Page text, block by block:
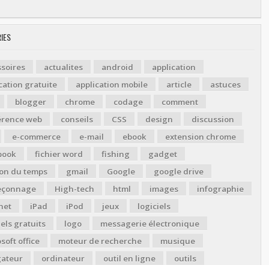
actualites android
application
gratuite
application mobile article
astuces
blogger
chrome codage
comment
web
conseils CSS design
discussion
e-commerce
e-mail ebook
extension chrome
fichier word fishing
gadget
du temps
gmail Google
google drive
High-tech html images
infographie
iPad iPod jeux
logiciels
gratuits
logo
messagerie électronique
office
moteur de recherche
musique
ordinateur outil en ligne
outils